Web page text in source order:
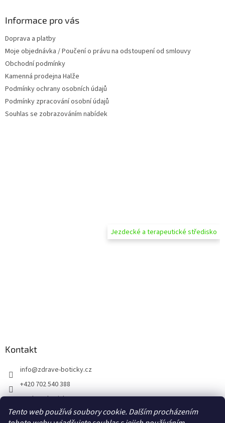
Tento web používá soubory cookie. Dalším procházením
Informace pro vás
Doprava a platby
Moje objednávka / Poučení o právu na odstoupení od smlouvy
Obchodní podmínky
Kamenná prodejna Halže
Podmínky ochrany osobních údajů
Podmínky zpracování osobní údajů
Souhlas se zobrazováním nabídek
Jezdecké a terapeutické středisko
Kontakt
info@zdrave-boticky.cz
+420 702 540 388
@zdraveboticky
zdraveboticky